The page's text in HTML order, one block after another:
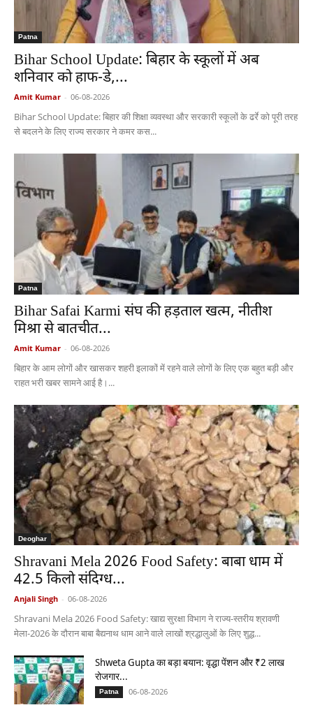
Patna
Bihar School Update: बिहार के स्कूलों में अब
शनिवार को हाफ-डे,...
Amit Kumar - 06-08-2026
Bihar School Update: बिहार की शिक्षा व्यवस्था और सरकारी स्कूलों के ढर्रे को पूरी तरह
से बदलने के लिए राज्य सरकार ने कमर कस...
Patna
Bihar Safai Karmi संघ की हड़ताल खत्म, नीतीश
मिश्रा से बातचीत...
Amit Kumar - 06-08-2026
बिहार के आम लोगों और खासकर शहरी इलाकों में रहने वाले लोगों के लिए एक बहुत बड़ी और
राहत भरी खबर सामने आई है।...
Deoghar
Shravani Mela 2026 Food Safety: बाबा धाम में
42.5 किलो संदिग्ध...
Anjali Singh - 06-08-2026
Shravani Mela 2026 Food Safety: खाद्य सुरक्षा विभाग ने राज्य-स्तरीय श्रावणी
मेला-2026 के दौरान बाबा बैद्यनाथ धाम आने वाले लाखों श्रद्धालुओं के लिए शुद्ध...
Shweta Gupta का बड़ा बयान: वृद्धा पेंशन और ₹2 लाख
रोजगार...
Patna 06-08-2026